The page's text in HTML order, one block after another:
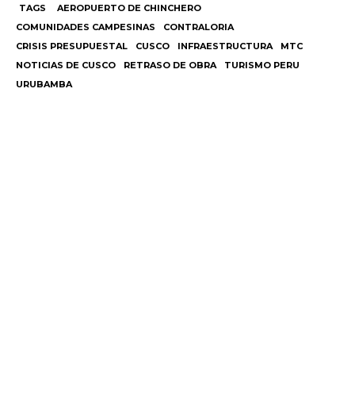
TAGS
AEROPUERTO DE CHINCHERO
COMUNIDADES CAMPESINAS
CONTRALORIA
CRISIS PRESUPUESTAL
CUSCO INFRAESTRUCTURA
MTC
NOTICIAS DE CUSCO
RETRASO DE OBRA
TURISMO PERU
URUBAMBA